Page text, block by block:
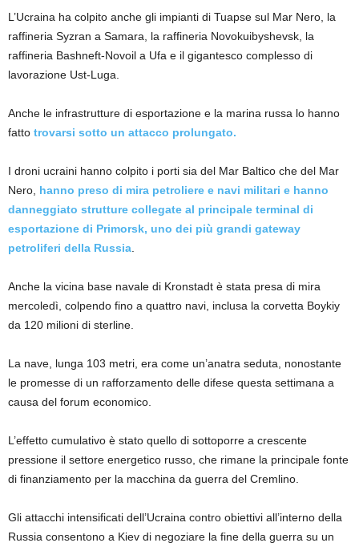
L’Ucraina ha colpito anche gli impianti di Tuapse sul Mar Nero, la
raffineria Syzran a Samara, la raffineria Novokuibyshevsk, la
raffineria Bashneft-Novoil a Ufa e il gigantesco complesso di
lavorazione Ust-Luga.
Anche le infrastrutture di esportazione e la marina russa lo hanno
fatto trovarsi sotto un attacco prolungato.
I droni ucraini hanno colpito i porti sia del Mar Baltico che del Mar
Nero, hanno preso di mira petroliere e navi militari e hanno
danneggiato strutture collegate al principale terminal di
esportazione di Primorsk, uno dei più grandi gateway
petroliferi della Russia
Anche la vicina base navale di Kronstadt è stata presa di mira
mercoledì, colpendo fino a quattro navi, inclusa la corvetta Boykiy
da 120 milioni di sterline.
La nave, lunga 103 metri, era come un’anatra seduta, nonostante
le promesse di un rafforzamento delle difese questa settimana a
causa del forum economico.
L’effetto cumulativo è stato quello di sottoporre a crescente
pressione il settore energetico russo, che rimane la principale fonte
di finanziamento per la macchina da guerra del Cremlino.
Gli attacchi intensificati dell’Ucraina contro obiettivi all’interno della
Russia consentono a Kiev di negoziare la fine della guerra su un